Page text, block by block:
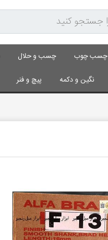
چسب چوب چسب و حلال
نگین و دکمه پیچ و فنر